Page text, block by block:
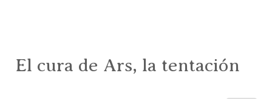
El cura de Ars, la tentación